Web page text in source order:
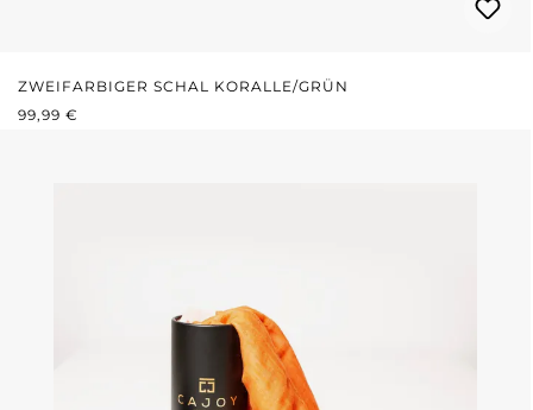
ZWEIFARBIGER SCHAL KORALLE/GRÜN
REGULÄRER PREIS:
99,99 €